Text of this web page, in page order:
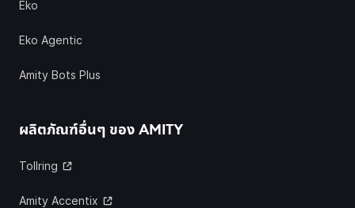
Eko
Eko Agentic
Amity Bots Plus
ผลิตภัณฑ์อื่นๆ ของ AMITY
Tollring
Amity Accentix